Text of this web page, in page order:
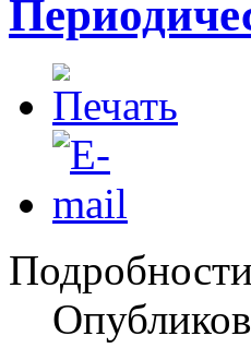
Подробности